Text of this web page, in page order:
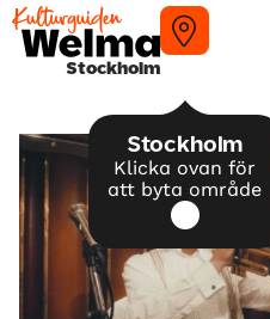
Stockholm
Stockholm
Klicka ovan för
att byta område